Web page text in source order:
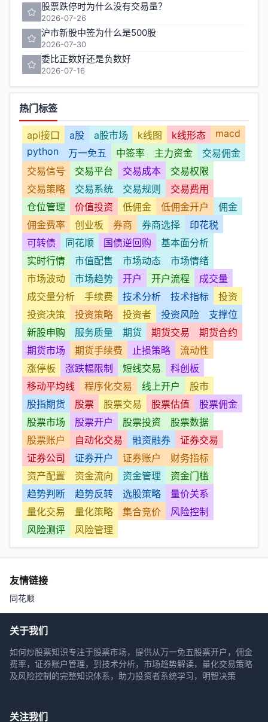
股票跌停时为什么没有交易量？
2026-07-26
沪市新股中签为什么是500股
2026-07-30
委比正数好还是负数好
2026-07-16
热门标签
api接口 a股 a股市场 k线图 k线形态
macd
python
万一免五 中签率 主力资金
交易佣金
交易信号
交易平台 交易成本
交易权限
交易策略
交易系统 交易规则
交易费用
仓位管理
价值投资 低佣金 低佣金开户
佣金
佣金费率
创业板 券商 券商选择
印花税
可转债
同花顺 国债逆回购
基本面分析
实时行情
市值配售 市场动态
市场情绪
市场波动
市场趋势 开户 开户流程
成交量
成交量分析
手续费 技术分析 技术指标
投资
投资决策
投资策略 投资者 投资风险
支撑位
新股申购
服务质量 期货 期货交易
期货合约
期货市场
期货手续费 止损策略
流动性
涨停板
涨跌幅限制 短线交易
科创板
移动平均线
程序化交易 线上开户
股市
股指期货
股票 股票交易 股票估值
股票佣金
股票市场
股票开户 股票投资
股票数据
股票账户
自动化交易 融资融券
证券交易
证券公司
证券开户 证券账户
财务指标
资产配置
资金流向 资金管理
资金门槛
趋势判断
趋势反转 选股策略
量价关系
量化交易
量化策略 集合竞价
风险控制
风险测评
风险管理
友情链接
同花顺
关于我们
如何炒股票知识专注于股票市场，提供从万一免五股票开户，佣金
费率，证券账户管理，到技术分析，市场趋势解读，量化交易策略
及风险控制的完整知识体系，助力投资者系统学习，明智决策
关注我们